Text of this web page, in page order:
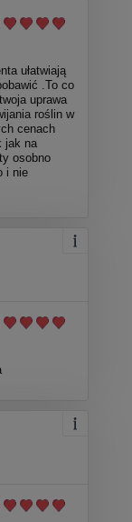
ułatwiają
.To co
uprawa
roślin w
cenach
jak na
osobno
i nie